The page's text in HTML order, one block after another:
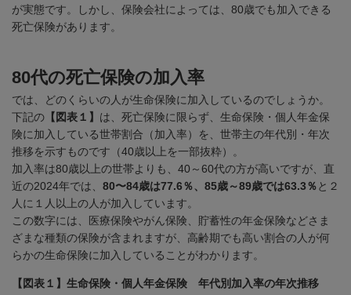
が実態です。しかし、保険会社によっては、 80歳でも加入できる
死亡保険があります。
80代の死亡保険の加入率
では、どのくらいの人が生命保険に加入しているのでしょうか。
下記の 【図表１】 は、死亡保険に限らず、生命保険・個人年金保
険に加入している世帯割合（加入率）を、世帯主の年代別・年次
推移を示すものです（40歳以上を一部抜粋）。
加入率は80歳以上の世帯よりも、 40 ～60代の方が高いですが、直
近の2024年では、 80〜84歳は77.6％、85歳～89歳では63.3％と２
人に１人以上の人が加入しています。
この数字には、医療保険やがん保険、貯蓄性の年金保険などさま
ざまな種類の保険が含まれますが、高齢期でも高い割合の人が何
らかの生命保険に加入していることがわかります。
【図表１】生命保険・個人年金保険 年代別加入率の年次推移